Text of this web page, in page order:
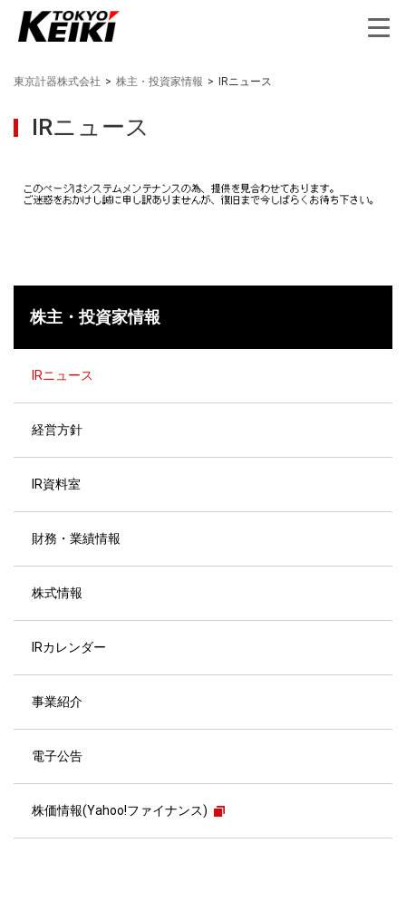
東京計器株式会社 > 株主・投資家情報 > IRニュース
IRニュース
株主・投資家情報
IRニュース
経営方針
IR資料室
財務・業績情報
株式情報
IRカレンダー
事業紹介
電子公告
株価情報(Yahoo!ファイナンス)